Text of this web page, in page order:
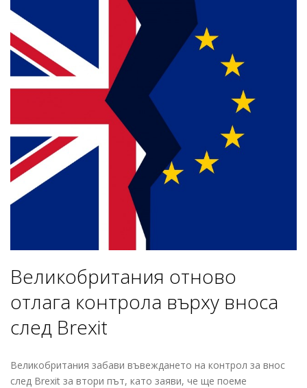
Великобритания отново
отлага контрола върху вноса
след Brexit
Великобритания забави въвеждането на контрол за внос
след Brexit за втори път, като заяви, че ще поеме